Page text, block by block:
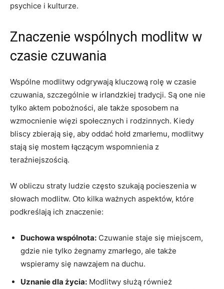
psychice i kulturze.
Znaczenie wspólnych modlitw w
czasie czuwania
Wspólne modlitwy odgrywają kluczową rolę w czasie
czuwania, szczególnie w irlandzkiej tradycji. Są one nie
tylko aktem pobożności, ale także sposobem na
wzmocnienie więzi społecznych i rodzinnych. Kiedy
bliscy zbierają się, aby oddać hołd zmarłemu, modlitwy
stają się mostem łączącym wspomnienia z
teraźniejszością.
W obliczu straty ludzie często szukają pocieszenia w
słowach modlitw. Oto kilka ważnych aspektów, które
podkreślają ich znaczenie:
Duchowa wspólnota: Czuwanie staje się miejscem,
gdzie nie tylko żegnamy zmarłego, ale także
wspieramy się nawzajem na duchu.
Uznanie dla życia: Modlitwy służą również